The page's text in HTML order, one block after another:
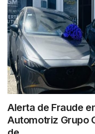
Alerta de Fraude
Automotriz Grupo